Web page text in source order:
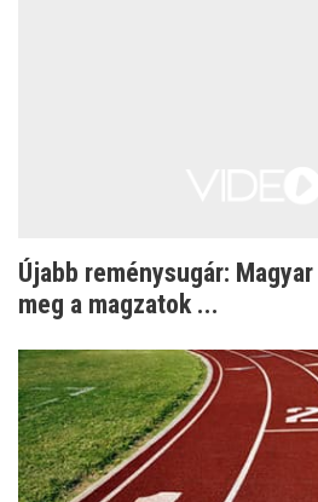
Újabb reménysugár:
meg a magzatok ...